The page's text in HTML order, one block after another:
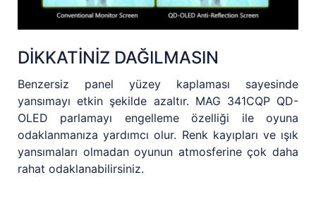
DİKKATİNİZ DAĞILMASIN
Benzersiz panel yüzey kaplaması sayesinde
yansımayı etkin şekilde azaltır. MAG 341CQP QD-
OLED parlamayı engelleme özelliği ile oyuna
odaklanmanıza yardımcı olur. Renk kayıpları ve ışık
yansımaları olmadan oyunun atmosferine çok daha
rahat odaklanabilirsiniz.